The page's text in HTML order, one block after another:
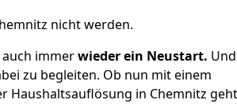
nicht werden.
immerwieder ein Neustart.
zu begleiten. Ob nun mit einem
Haushaltsauflösung in Chemnitz